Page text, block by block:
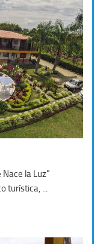
Nace la Luz"
turística, ...